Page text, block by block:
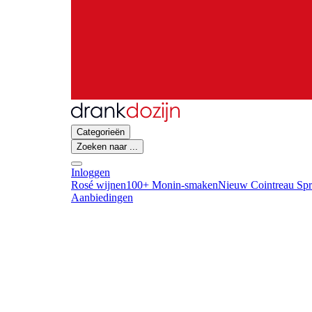
Categorieën
Zoeken naar ...
Inloggen
Rosé wijnen100+ Monin-smakenNieuw Cointreau
Aanbiedingen